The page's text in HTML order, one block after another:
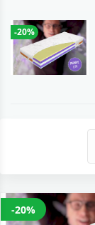
-20%
-20%